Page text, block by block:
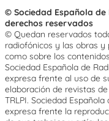
© Sociedad Española de
derechos reservados
© Quedan reservados
radiofónicos y las obras
como sobre los
Sociedad Española de
expresa frente al uso de
elaboración de revistas
TRLPI. Sociedad
expresa frente la